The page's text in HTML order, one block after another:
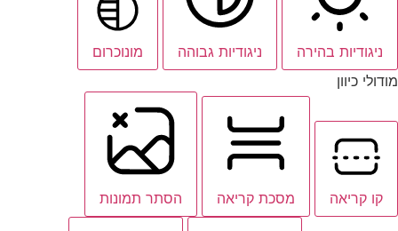
ניגודיות בהירה ניגודיות גבוהה
מונוכרום
מודולי כיוון
קו קריאה מסכת קריאה הסתר תמונות